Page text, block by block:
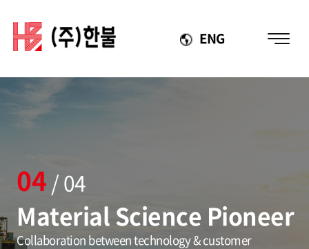
ENG
04 / 04
Material Science Pioneer
Collaboration between technology & customer